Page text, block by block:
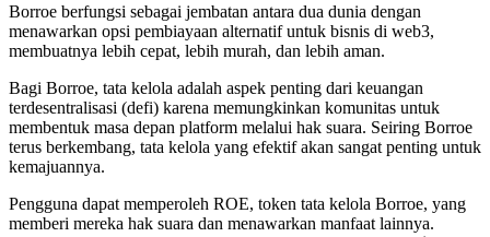
Borroe berfungsi sebagai jembatan antara dua dunia dengan
menawarkan opsi pembiayaan alternatif untuk bisnis di web3,
membuatnya lebih cepat, lebih murah, dan lebih aman.
Bagi Borroe, tata kelola adalah aspek penting dari keuangan
terdesentralisasi (defi) karena memungkinkan komunitas untuk
membentuk masa depan platform melalui hak suara. Seiring Borroe
terus berkembang, tata kelola yang efektif akan sangat penting untuk
kemajuannya.
Pengguna dapat memperoleh ROE, token tata kelola Borroe, yang
memberi mereka hak suara dan menawarkan manfaat lainnya.